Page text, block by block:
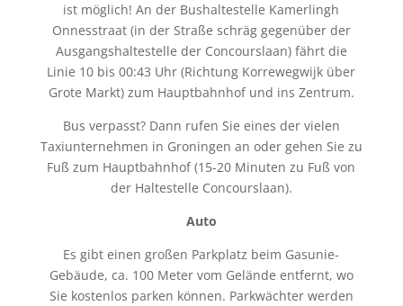
ist möglich! An der Bushaltestelle Kamerlingh
Onnesstraat (in der Straße schräg gegenüber der
Ausgangshaltestelle der Concourslaan) fährt die
Linie 10 bis 00:43 Uhr (Richtung Korrewegwijk über
Grote Markt) zum Hauptbahnhof und ins Zentrum.
Bus verpasst? Dann rufen Sie eines der vielen
Taxiunternehmen in Groningen an oder gehen Sie zu
Fuß zum Hauptbahnhof (15-20 Minuten zu Fuß von
der Haltestelle Concourslaan).
Auto
Es gibt einen großen Parkplatz beim Gasunie-
Gebäude, ca. 100 Meter vom Gelände entfernt, wo
Sie kostenlos parken können. Parkwächter werden